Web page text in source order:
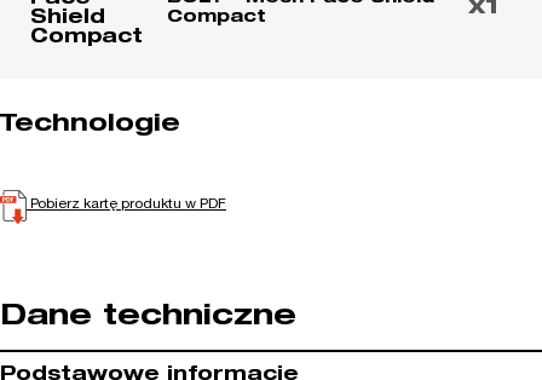
Compact
x1
Technologie
Pobierz kartę produktu w PDF
Dane techniczne
Podstawowe informacje